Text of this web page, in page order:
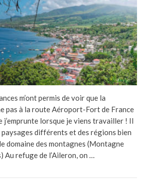
m’ont permis de voir que la
pas à la route Aéroport-Fort de France
lorsque je viens travailler ! Il
différents et des régions bien
domaine des montagnes (Montagne
Au refuge de l’Aileron, on …